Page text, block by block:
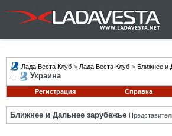
Лада Веста Клуб > Лада Веста Клуб > Ближнее и
Украина
Регистрация Справка
Ближнее и Дальнее зарубежье